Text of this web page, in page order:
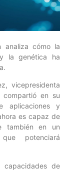
analiza cómo la
la genética ha
vicepresidenta
compartió en su
aplicaciones y
es capaz de
también en un
potenciará
de